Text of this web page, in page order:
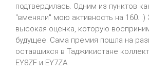
подтвердилась. Одним из пунктов
"вменяли" мою активность на 160. :)
высокая оценка, которую
будущее. Сама премия пошла на
оставшихся в Таджикистане
EY8ZF и EY7ZA.